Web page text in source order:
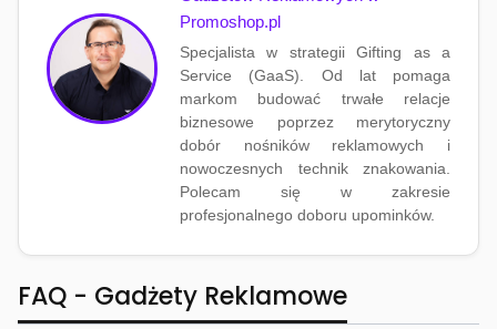
Promoshop.pl
Specjalista w strategii Gifting as a
Service (GaaS). Od lat pomaga
markom budować trwałe relacje
biznesowe poprzez merytoryczny
dobór nośników reklamowych i
nowoczesnych technik znakowania.
Polecam się w zakresie
profesjonalnego doboru upominków.
FAQ - Gadżety Reklamowe